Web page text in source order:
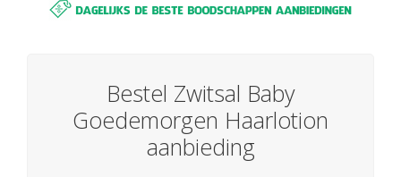
Bestel Zwitsal Baby
Goedemorgen Haarlotion
aanbieding